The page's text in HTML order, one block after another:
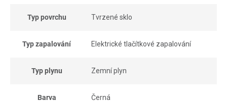
Typ povrchu Tvrzené sklo
Typ zapalování Elektrické tlačítkové zapalování
Typ plynu Zemní plyn
Barva Černá